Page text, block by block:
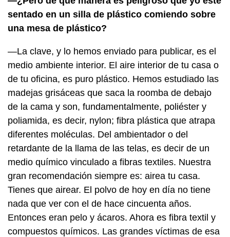
sentado en un silla de plástico comiendo sobre
una mesa de plástico?
—La clave, y lo hemos enviado para publicar, es el
medio ambiente interior. El aire interior de tu casa o
de tu oficina, es puro plástico. Hemos estudiado las
madejas grisáceas que saca la roomba de debajo
de la cama y son, fundamentalmente, poliéster y
poliamida, es decir, nylon; fibra plástica que atrapa
diferentes moléculas. Del ambientador o del
retardante de la llama de las telas, es decir de un
medio químico vinculado a fibras textiles. Nuestra
gran recomendación siempre es: airea tu casa.
Tienes que airear. El polvo de hoy en día no tiene
nada que ver con el de hace cincuenta años.
Entonces eran pelo y ácaros. Ahora es fibra textil y
compuestos químicos. Las grandes víctimas de esa